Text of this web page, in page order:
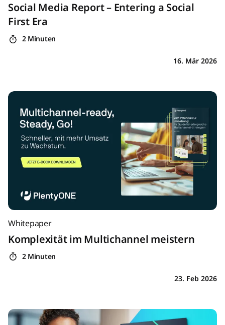
Social Media Report – Entering a Social
First Era
2 Minuten
16. Mär 2026
Whitepaper
Komplexität im Multichannel meistern
2 Minuten
23. Feb 2026